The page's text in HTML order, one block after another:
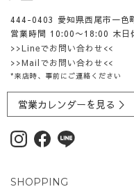
444-0403 愛知県西尾市一色
営業時間 10:00〜18:00 木日
>>Lineでお問い合わせ<<
>>Mailでお問い合わせ<<
*来店時、事前にご連絡ください
営業カレンダーを見る ＞
SHOPPING